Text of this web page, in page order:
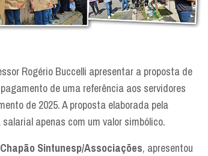
Rogério Buccelli apresentar a proposta de
de uma referência aos servidores
de 2025. A proposta elaborada pela
apenas com um valor simbólico.
Chapão Sintunesp/Associações, apresentou